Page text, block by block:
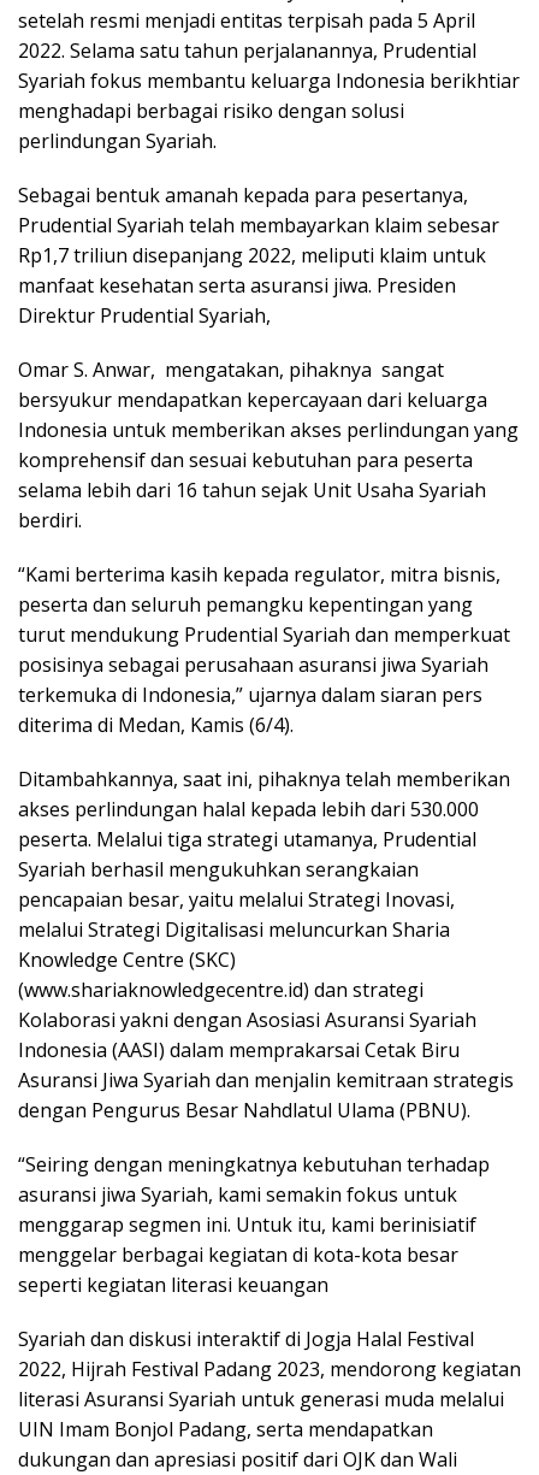
setelah resmi menjadi entitas terpisah pada 5 April
2022. Selama satu tahun perjalanannya, Prudential
Syariah fokus membantu keluarga Indonesia berikhtiar
menghadapi berbagai risiko dengan solusi
perlindungan Syariah.
Sebagai bentuk amanah kepada para pesertanya,
Prudential Syariah telah membayarkan klaim sebesar
Rp1,7 triliun disepanjang 2022, meliputi klaim untuk
manfaat kesehatan serta asuransi jiwa. Presiden
Direktur Prudential Syariah,
Omar S. Anwar, mengatakan, pihaknya sangat
bersyukur mendapatkan kepercayaan dari keluarga
Indonesia untuk memberikan akses perlindungan yang
komprehensif dan sesuai kebutuhan para peserta
selama lebih dari 16 tahun sejak Unit Usaha Syariah
berdiri.
“Kami berterima kasih kepada regulator, mitra bisnis,
peserta dan seluruh pemangku kepentingan yang
turut mendukung Prudential Syariah dan memperkuat
posisinya sebagai perusahaan asuransi jiwa Syariah
terkemuka di Indonesia,” ujarnya dalam siaran pers
diterima di Medan, Kamis (6/4).
Ditambahkannya, saat ini, pihaknya telah memberikan
akses perlindungan halal kepada lebih dari 530.000
peserta. Melalui tiga strategi utamanya, Prudential
Syariah berhasil mengukuhkan serangkaian
pencapaian besar, yaitu melalui Strategi Inovasi,
melalui Strategi Digitalisasi meluncurkan Sharia
Knowledge Centre (SKC)
(www.shariaknowledgecentre.id) dan strategi
Kolaborasi yakni dengan Asosiasi Asuransi Syariah
Indonesia (AASI) dalam memprakarsai Cetak Biru
Asuransi Jiwa Syariah dan menjalin kemitraan strategis
dengan Pengurus Besar Nahdlatul Ulama (PBNU).
“Seiring dengan meningkatnya kebutuhan terhadap
asuransi jiwa Syariah, kami semakin fokus untuk
menggarap segmen ini. Untuk itu, kami berinisiatif
menggelar berbagai kegiatan di kota-kota besar
seperti kegiatan literasi keuangan
Syariah dan diskusi interaktif di Jogja Halal Festival
2022, Hijrah Festival Padang 2023, mendorong kegiatan
literasi Asuransi Syariah untuk generasi muda melalui
UIN Imam Bonjol Padang, serta mendapatkan
dukungan dan apresiasi positif dari OJK dan Wali